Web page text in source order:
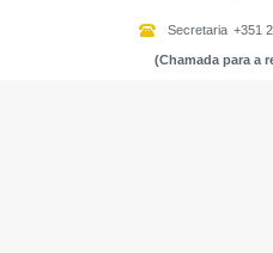
Secretaria +351
(Chamada para a
GALERIA